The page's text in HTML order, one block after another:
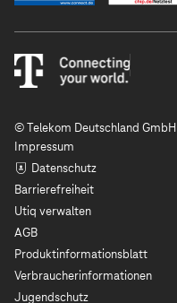
© Telekom Deutschland GmbH
Impressum
Datenschutz
Barrierefreiheit
Utiq verwalten
AGB
Produktinformationsblatt
Verbraucherinformationen
Jugendschutz